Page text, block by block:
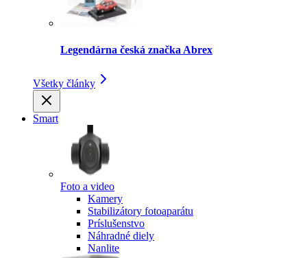
Legendárna česká značka Abrex
Všetky články
Smart
Foto a video
Kamery
Stabilizátory fotoaparátu
Príslušenstvo
Náhradné diely
Nanlite